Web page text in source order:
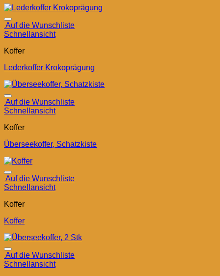
Auf die Wunschliste
Schnellansicht
Koffer
Lederkoffer Krokoprägung
Auf die Wunschliste
Schnellansicht
Koffer
Überseekoffer, Schatzkiste
Auf die Wunschliste
Schnellansicht
Koffer
Koffer
Auf die Wunschliste
Schnellansicht